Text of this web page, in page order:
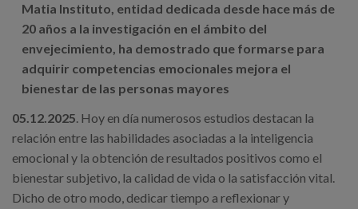
eu
Matia Instituto, entidad dedicada desde hace más de
20 años a la investigación en el ámbito del
envejecimiento, ha demostrado que formarse para
adquirir competencias emocionales mejora el
bienestar de las personas mayores
05.12.2025. Hoy en día numerosos estudios destacan la
relación entre las habilidades asociadas a la inteligencia
emocional y la obtención de resultados positivos como el
bienestar subjetivo, la calidad de vida o la satisfacción vital.
Dicho de otro modo, dedicar tiempo a reflexionar y